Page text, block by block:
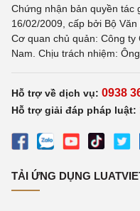
Chứng nhận bản quyền tác
16/02/2009, cấp bởi Bộ
Cơ quan chủ quản: Công ty
Nam. Chịu trách nhiệm:
Hỗ trợ về dịch vụ: 0938
Hỗ trợ giải đáp pháp luật:
TẢI ỨNG DỤNG